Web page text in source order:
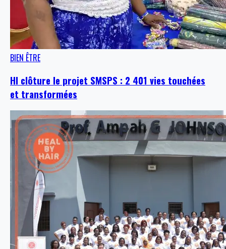
BIEN ÊTRE
HI clôture le projet SMSPS : 2 401 vies touchées
et transformées